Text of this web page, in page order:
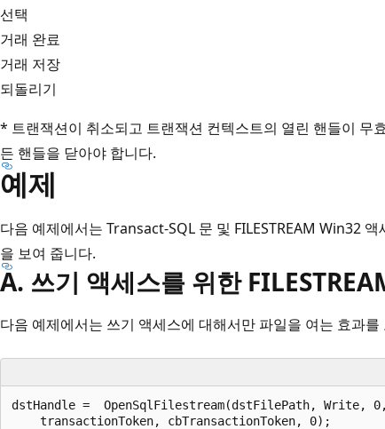
선택
거래 완료
거래 저장
되돌리기
* 트랜잭션이 취소되고 트랜잭션 컨텍스트의 열린 핸들이 무
든 핸들을 닫아야 합니다.
예제
다음 예제에서는 Transact-SQL 문 및 FILESTREAM Win32
을 보여 줍니다.
A. 쓰기 액세스를 위한
다음 예제에서는 쓰기 액세스에 대해서만 파일을 여는 효과를
dstHandle =  OpenSqlFilestream(dstFilePath, Write,
    transactionToken, cbTransactionToken, 0);